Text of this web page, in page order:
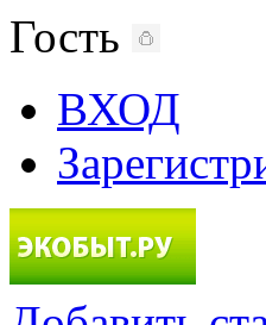
Гость
ВХОД